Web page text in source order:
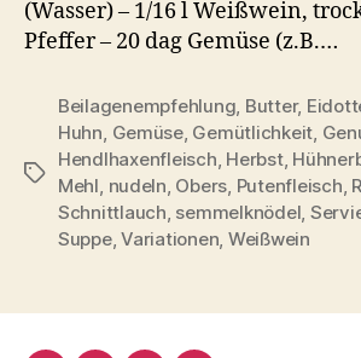
(Wasser) – 1/16 l Weißwein,
Pfeffer – 20 dag Gemüse (z.B.…
Schlagwörter
Beilagenempfehlung, Butter,
Huhn, Gemüse, Gemütlichkeit,
Hendlhaxenfleisch, Herbst,
Mehl, nudeln, Obers, Putenfleisch,
Schnittlauch, semmelknödel,
Suppe,Variationen, Weißwein